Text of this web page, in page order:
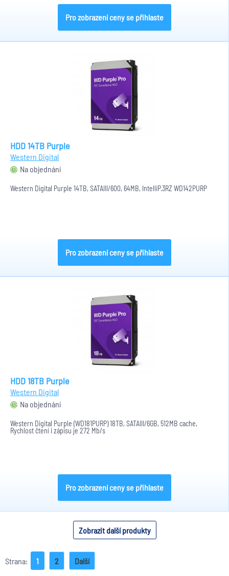
Pro zobrazení ceny se přihlaste
HDD 14TB Purple
Western Digital
Na objednání
Western Digital Purple 14TB, SATAIII/600, 64MB, IntelliP.3RZ WD142PURP
Pro zobrazení ceny se přihlaste
HDD 18TB Purple
Western Digital
Na objednání
Western Digital Purple (WD181PURP) 18TB, SATAIII/6GB, 512MB cache,
Rychlost čtení i zápisu je 272 Mb/s
Pro zobrazení ceny se přihlaste
Zobrazit další produkty
Strana: 1 2 Další